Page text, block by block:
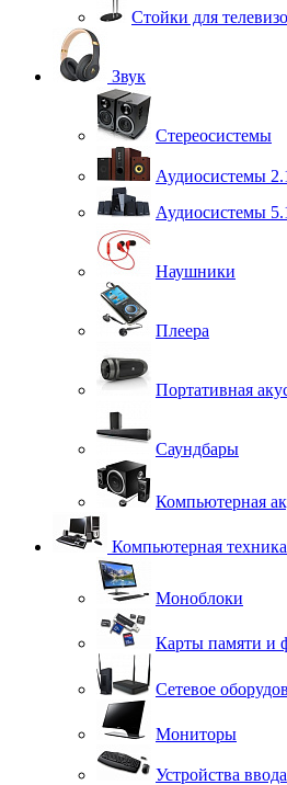
Стойки для
Звук
Стереосистемы
Аудиосистемы
Аудиосистемы
Наушники
Плеера
Портативная
Саундбары
Компьютерная
Компьютерная
Моноблоки
Карты памяти и
Сетевое
Мониторы
Устройства ввода